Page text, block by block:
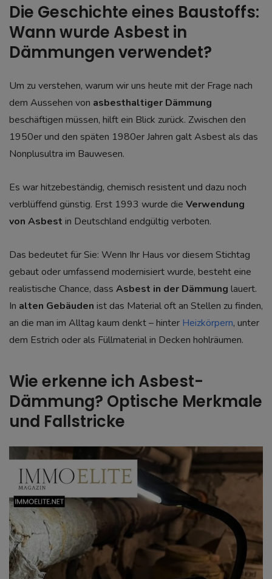
Die Geschichte eines Baustoffs:
Wann wurde Asbest in
Dämmungen verwendet?
Um zu verstehen, warum wir uns heute mit der Frage nach
dem Aussehen von asbesthaltiger Dämmung
beschäftigen müssen, hilft ein Blick zurück. Zwischen den
1950er und den späten 1980er Jahren galt Asbest als das
Nonplusultra im Bauwesen.
Es war hitzebeständig, chemisch resistent und dazu noch
verblüffend günstig. Erst 1993 wurde die Verwendung
von Asbest in Deutschland endgültig verboten.
Das bedeutet für Sie: Wenn Ihr Haus vor diesem Stichtag
gebaut oder umfassend modernisiert wurde, besteht eine
realistische Chance, dass Asbest in der Dämmung lauert.
In alten Gebäuden ist das Material oft an Stellen zu finden,
an die man im Alltag kaum denkt – hinter Heizkörpern, unter
dem Estrich oder als Füllmaterial in Decken hohlräumen.
Wie erkenne ich Asbest-
Dämmung? Optische Merkmale
und Fallstricke